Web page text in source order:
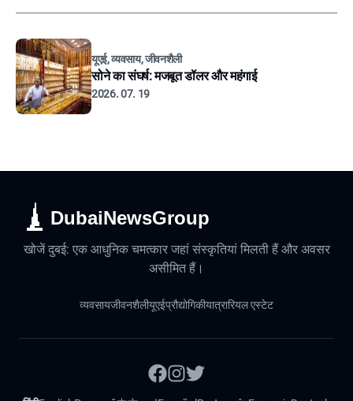
यूएई, व्यवसाय, जीवनशैली
सोने का संघर्ष: मजबूत डॉलर और महंगाई
2026. 07. 19
DubaiNewsGroup
खोजें दुबई: एक आधुनिक चमत्कार जहां संस्कृतियां मिलती हैं और अवसर
असीमित हैं।
व्यवसायजीवनशैलीयूएईप्रौद्योगिकीयात्रारियल एस्टेट